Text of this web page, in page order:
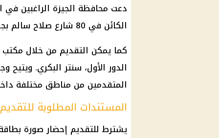
دعت محافظة الجيزة الراغبين في
الكائن في 80 شارع صلاح سالم بجوار محكمة
الدور الأول، سنتر البكري.
المتقدمين من مناطق مختلفة
المستندات المطلوبة للتقديم
يشترط للتقديم إحضار صورة